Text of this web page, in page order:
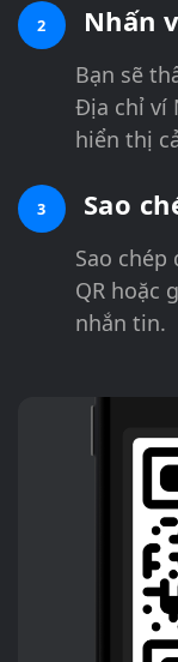
2 Nhấn
Bạn sẽ
Địa chỉ ví
hiển thị
3 Sao
Sao
QR hoặc
nhắn tin.